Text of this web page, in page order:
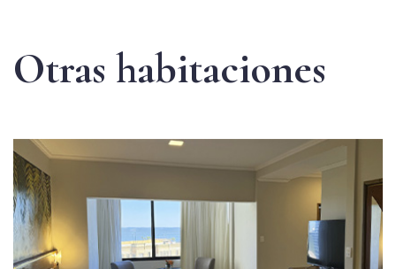
Otras habitaciones